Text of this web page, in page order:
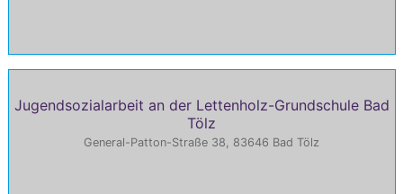
Jugendsozialarbeit an der Lettenholz-Grundschule Bad
Tölz
General-Patton-Straße 38, 83646 Bad Tölz